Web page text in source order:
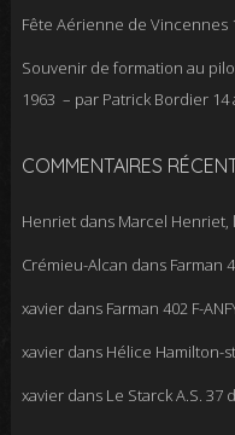
Fête Aérienne de Vincennes
Souvenir de formation au
1963 – par Patrick Bordier 14
COMMENTAIRES
Henrietdans Marcel Henriet,
Crémieu-Alcan dans Farman
xavierdans Farman 402 F-
xavierdans Hélice Hamilton-
xavierdans Le Starck A.S. 37